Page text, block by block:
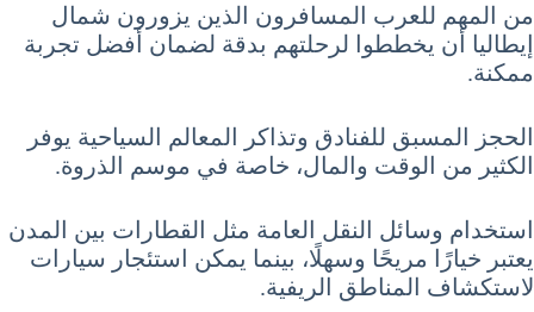
من المهم للعرب المسافرون الذين يزورون شمال
إيطاليا أن يخططوا لرحلتهم بدقة لضمان أفضل تجربة
ممكنة.
الحجز المسبق للفنادق وتذاكر المعالم السياحية يوفر
الكثير من الوقت والمال، خاصة في موسم الذروة.
استخدام وسائل النقل العامة مثل القطارات بين المدن
يعتبر خيارًا مريحًا وسهلًا، بينما يمكن استئجار سيارات
لاستكشاف المناطق الريفية.